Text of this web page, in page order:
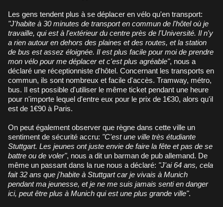
Les gens tendent plus à se déplacer en vélo qu'en transport:
"J'habite à 30 minutes de transport en commun de l'hôtel où je
travaille, qui est à l'extérieur du centre près de l'Université. Il n'y
a rien autour en dehors des plaines et des routes, et la station
de bus est assez éloignée. Il est plus facile pour moi de prendre
mon vélo pour me déplacer et c'est plus agréable", nous a
déclaré une réceptionniste d'hôtel. Concernant les transports en
commun, ils sont nombreux et facile d'accès. Tramway, métro,
bus. Il est possible d'utiliser le même ticket pendant une heure
pour n'importe lequel d'entre eux pour le prix de 1€30, alors qu'il
est de 1€90 à Paris.
On peut également observer que règne dans cette ville un
sentiment de sécurité accru: "C'est une ville très étudiante
Stuttgart. Les jeunes ont juste envie de faire la fête et pas de se
battre ou de voler", nous a dit un barman de pub allemand. De
même un passant dans la rue nous a déclaré: "J'ai 64 ans, cela
fait 32 ans que j'habite à Stuttgart car je vivais à Munich
pendant ma jeunesse, et je ne me suis jamais senti en danger
ici, peut être plus à Munich qui est une plus grande ville".